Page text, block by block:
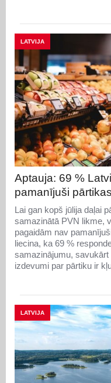
LATVIJA
Aptauja: 69 %
pamanījuši
Lai gan kopš jūlija daļai
samazinātā PVN likme,
pagaidām nav
liecina, ka 69 %
samazinājumu,
izdevumi par pārtiku ir
LATVIJA